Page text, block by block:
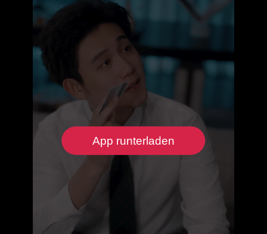
App runterladen